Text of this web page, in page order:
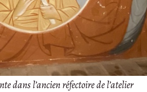
dans l’ancien réfectoire de l’atelier